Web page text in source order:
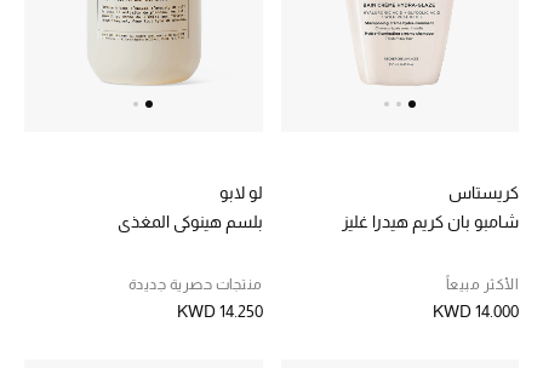
كريستاس
شامبو بان كريم هيدرا غليز
الأكثر مبيعاً
KWD 14.000
لو لابو
بلسم هينوكي المغذي
منتجات حصرية جديدة
KWD 14.250